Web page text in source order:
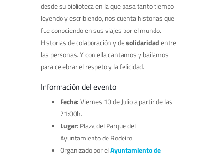
desde su biblioteca en la quepasa tanto tiempo
leyendo y escribiendo, nos cuenta historias que
fue conociendo en sus viajes por el mundo.
Historias de colaboración y desolidaridadentre
las personas. Y con ella cantamos y bailamos
para celebrar el respeto y la felicidad.
Información del evento
Fecha:Viernes 10 de Julio a partir de las
21:00h.
Lugar: Plaza del Parque del
Ayuntamiento de Rodeiro.
Organizado por elAyuntamiento de